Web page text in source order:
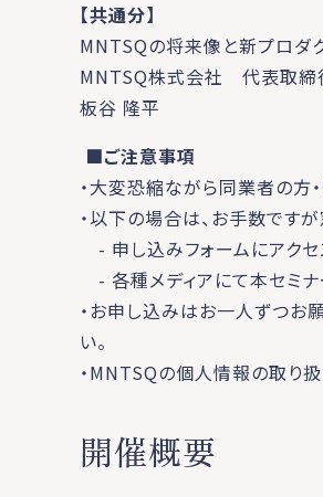
【共通分】
MNTSQの将来像と新プロダ
MNTSQ株式会社 代表取締
板谷 隆平
■ご注意事項
・大変恐縮ながら同業者の方
・以下の場合は、お手数ですが
- 申し込みフォームにアク
- 各種メディアにて本セミ
・お申し込みはお一人ずつお
い。
・MNTSQの個人情報の取り
開催概要